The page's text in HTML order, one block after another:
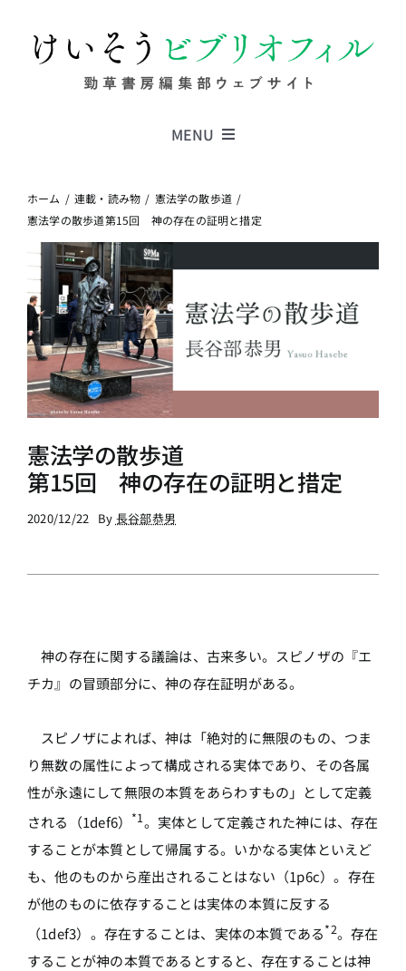
content
MENU
News
ホーム 連載・読み物
憲法学の散歩道
憲法学の散歩道第15回 神の存在の証明と措定
憲法学の散歩道
第15回 神の存在の証明と措定
2020/12/22 By 長谷部恭男
神の存在に関する議論は、古来多い。スピノザの『エ
チカ』の冒頭部分に、神の存在証明がある。
スピノザによれば、神は「絶対的に無限のもの、つま
り無数の属性によって構成される実体であり、その各属
性が永遠にして無限の本質をあらわすもの」として定義
される（1def6） *1。実体として定義された神には、存在
することが本質として帰属する。いかなる実体といえど
も、他のものから産出されることはない（1p6c）。存在
が他のものに依存することは実体の本質に反する
（1def3）。存在することは、実体の本質である*2。存在
することが神の本質であるとすると、存在することは神